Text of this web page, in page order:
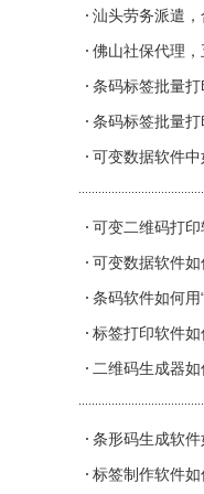
汕头劳务派遣
佛山社保代理
条码标签批量
条码标签批量
可变数据软件
可变二维码打
可变数据软件
条码软件如何
标签打印软件
二维码生成器
条形码生成软
标签制作软件